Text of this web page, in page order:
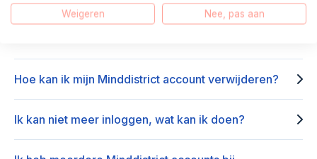
Hoe deel ik mijn scherm tijdens het beeldbellen via
Hoe kan ik mijn Minddistrict account verwijderen?
Ik kan niet meer inloggen, wat kan ik doen?
Weigeren Nee, pas aan